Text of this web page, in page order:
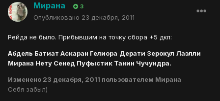
Мирана 3
Опубликовано 23 декабря, 2011
Рейда не было. Прибывшим на точку сбора +5 дкп:
Абдель Батиат Аскаран Гелиора Дерати Зерокул Лаэлли
Мирана Нету Сенед Пуфыстик Танин Чучундра.
Изменено 23 декабря, 2011 пользователем Мирана
Себя забыл)